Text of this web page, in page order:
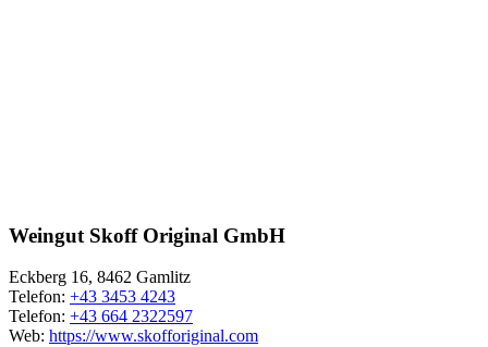
Weingut Skoff Original GmbH
Eckberg 16, 8462 Gamlitz
Telefon: +43 3453 4243
Telefon: +43 664 2322597
Web: https://www.skofforiginal.com